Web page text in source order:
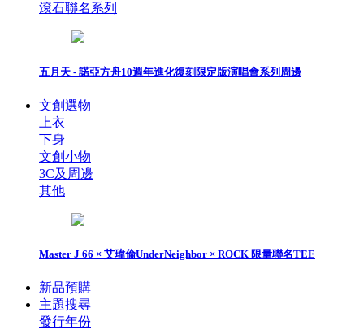
滾石聯名系列
五月天 - 諾亞方舟10週年進化復刻限定版演唱會系列周邊
文創選物
上衣
下身
文創小物
3C及周邊
其他
Master J 66 × 艾瑋倫UnderNeighbor × ROCK 限量聯名TEE
新品預購
主題搜尋
發行年份